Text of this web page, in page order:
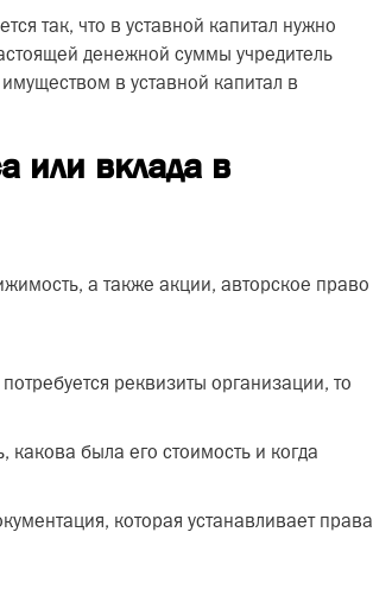
так, что в уставной капитал нужно
денежной суммы учредитель
в уставной капитал в
или вклада в
а также акции, авторское право
реквизиты организации, то
какова была его стоимость и когда
которая устанавливает права